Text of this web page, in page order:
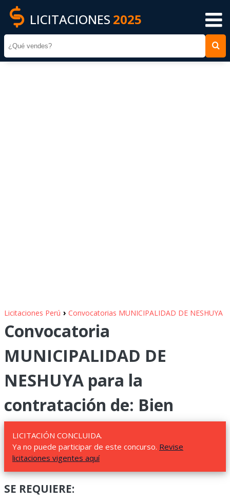
LICITACIONES 2025
Licitaciones Perú › Convocatorias MUNICIPALIDAD DE NESHUYA
Convocatoria
MUNICIPALIDAD DE
NESHUYA para la
contratación de: Bien
LICITACIÓN CONCLUIDA.
Ya no puede participar de este concurso. Revise
licitaciones vigentes aquí
SE REQUIERE: